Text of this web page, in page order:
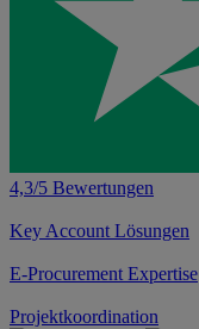
4,3/5 Bewertungen
Key Account Lösungen
E-Procurement Expertise
Projektkoordination